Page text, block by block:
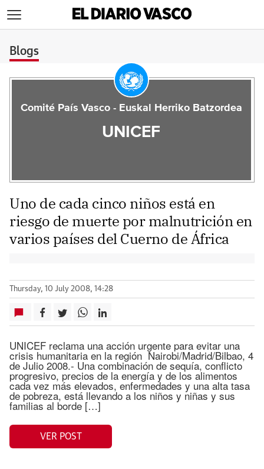
Blogs
Comité País Vasco - Euskal Herriko Batzordea
UNICEF
Uno de cada cinco niños está en
riesgo de muerte por malnutrición en
varios países del Cuerno de África
Thursday, 10 July 2008, 14:28
UNICEF reclama una acción urgente para evitar una
crisis humanitaria en la región Nairobi/Madrid/Bilbao, 4
de Julio 2008.- Una combinación de sequía, conflicto
progresivo, precios de la energía y de los alimentos
cada vez más elevados, enfermedades y una alta tasa
de pobreza, está llevando a los niños y niñas y sus
familias al borde […]
VER POST